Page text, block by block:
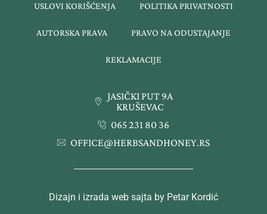
USLOVI KORIŠĆENJA POLITIKA PRIVATNOSTI
AUTORSKA PRAVA PRAVO NA ODUSTAJANJE
REKLAMACIJE
JASIČKI PUT 9A
KRUŠEVAC
065 231 80 36
OFFICE@HERBSANDHONEY.RS
Dizajn i izrada web sajta by Petar Kordić